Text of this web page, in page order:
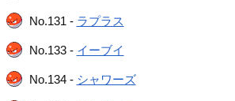
No.131 - ラプラス
No.133 - イーブイ
No.134 - シャワーズ